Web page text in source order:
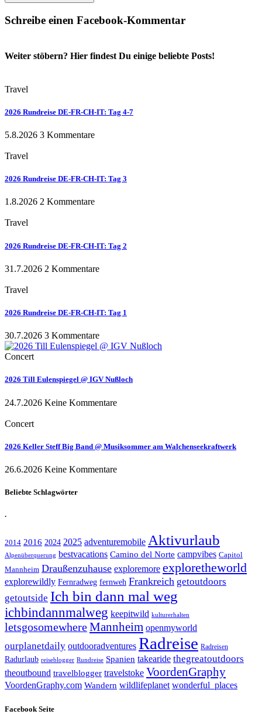
Schreibe einen Facebook-Kommentar
Weiter stöbern? Hier findest Du einige beliebte Posts!
Travel
2026 Rundreise DE-FR-CH-IT: Tag 4-7
5.8.2026 3 Kommentare
Travel
2026 Rundreise DE-FR-CH-IT: Tag 3
1.8.2026 2 Kommentare
Travel
2026 Rundreise DE-FR-CH-IT: Tag 2
31.7.2026 2 Kommentare
Travel
2026 Rundreise DE-FR-CH-IT: Tag 1
30.7.2026 3 Kommentare
Concert
2026 Till Eulenspiegel @ IGV Nußloch
24.7.2026 Keine Kommentare
Concert
2026 Keller Steff Big Band @ Musiksommer am Walchenseekraftwerk
26.6.2026 Keine Kommentare
Beliebte Schlagwörter
.
2014 2016 2024 2025 adventuremobile Aktivurlaub
Alpenüberquerung bestvacations Camino del Norte campvibes Capitol
Mannheim Draußenzuhause exploremore exploretheworld
explorewildly Fernradweg fernweh Frankreich getoutdoors
getoutside Ich bin dann mal weg
ichbindannmalweg keepitwild kulturerhalten
letsgosomewhereMannheim openmyworld
ourplanetdaily outdooradventures Radreise Radreisen
Radurlaub reiseblogger Rundreise Spanien takearide thegreatoutdoors
theoutbound travelblogger travelstoke VoordenGraphy
VoordenGraphy.com Wandern wildlifeplanet wonderful_places
Facebook Seite